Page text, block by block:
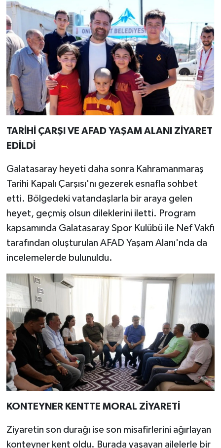
TARİHİ ÇARŞI VE AFAD YAŞAM ALANI ZİYARET
EDİLDİ
Galatasaray heyeti daha sonra Kahramanmaraş
Tarihi Kapalı Çarşısı'nı gezerek esnafla sohbet
etti. Bölgedeki vatandaşlarla bir araya gelen
heyet, geçmiş olsun dileklerini iletti. Program
kapsamında Galatasaray Spor Kulübü ile Nef Vakfı
tarafından oluşturulan AFAD Yaşam Alanı'nda da
incelemelerde bulunuldu.
KONTEYNER KENTTE MORAL ZİYARETİ
Ziyaretin son durağı ise son misafirlerini ağırlayan
konteyner kent oldu. Burada yaşayan ailelerle bir